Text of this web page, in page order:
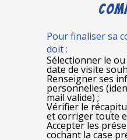
Pour finaliser sa
doit :
Sélectionner le
date de visite
Renseigner ses
personnelles
mail valide) ;
Vérifier le
et corriger toute
Accepter les
cochant la case